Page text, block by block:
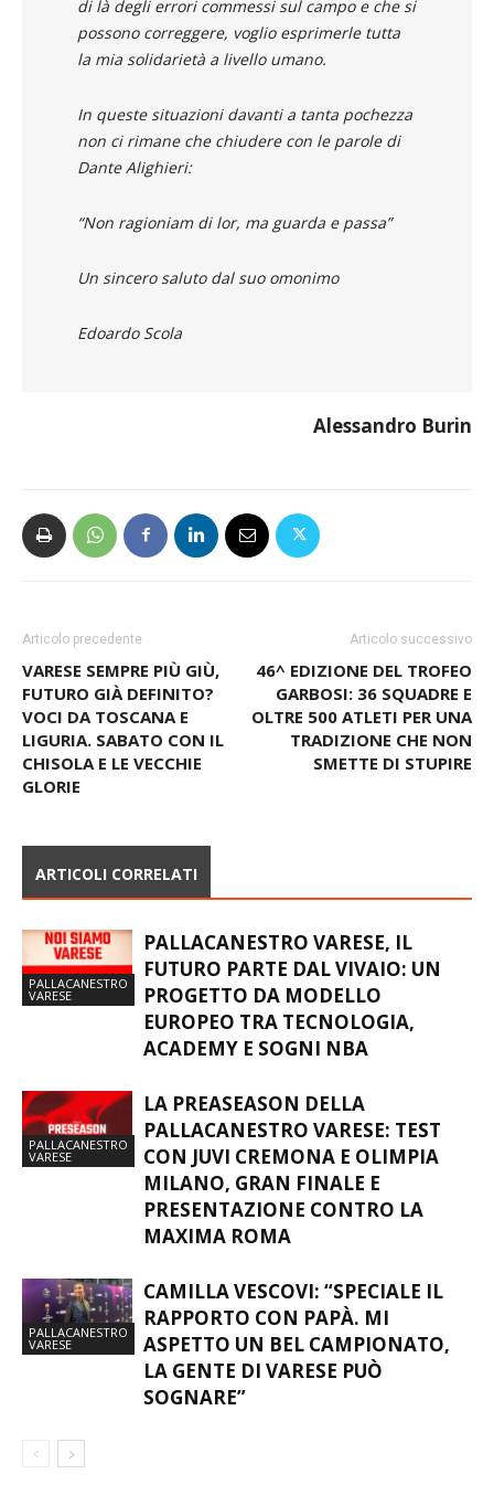
di là degli errori commessi sul campo e che si
possono correggere, voglio esprimerle tutta
la mia solidarietà a livello umano.
In queste situazioni davanti a tanta pochezza
non ci rimane che chiudere con le parole di
Dante Alighieri:
“Non ragioniam di lor, ma guarda e passa”
Un sincero saluto dal suo omonimo
Edoardo Scola
Alessandro Burin
Articolo precedente
VARESE SEMPRE PIÙ GIÙ,
FUTURO GIÀ DEFINITO?
VOCI DA TOSCANA E
LIGURIA. SABATO CON IL
CHISOLA E LE VECCHIE
GLORIE
Articolo successivo
46^ EDIZIONE DEL TROFEO
GARBOSI: 36 SQUADRE E
OLTRE 500 ATLETI PER UNA
TRADIZIONE CHE NON
SMETTE DI STUPIRE
ARTICOLI CORRELATI
PALLACANESTRO
VARESE
PALLACANESTRO VARESE, IL
FUTURO PARTE DAL VIVAIO: UN
PROGETTO DA MODELLO
EUROPEO TRA TECNOLOGIA,
ACADEMY E SOGNI NBA
PALLACANESTRO
VARESE
LA PREASEASON DELLA
PALLACANESTRO VARESE: TEST
CON JUVI CREMONA E OLIMPIA
MILANO, GRAN FINALE E
PRESENTAZIONE CONTRO LA
MAXIMA ROMA
PALLACANESTRO
VARESE
CAMILLA VESCOVI: “SPECIALE IL
RAPPORTO CON PAPÀ. MI
ASPETTO UN BEL CAMPIONATO,
LA GENTE DI VARESE PUÒ
SOGNARE”